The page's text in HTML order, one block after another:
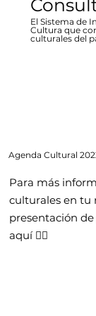
El Sistema de
Cultura que
culturales del
Agenda Cultural
Para más
culturales en tu
presentación
aquí 👇🏻